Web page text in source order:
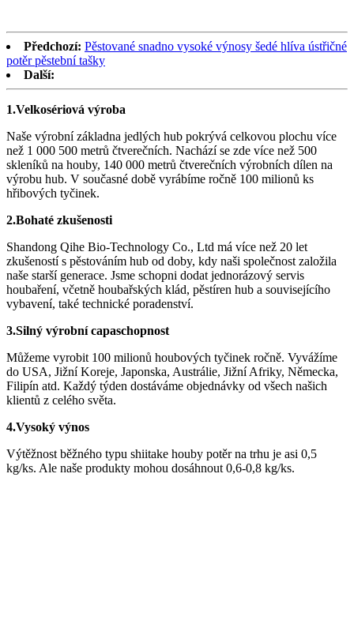
Předchozí: Pěstované snadno vysoké výnosy šedé hlíva ústřičné
potěr pěstební tašky
Další:
1.Velkosériová výroba
Naše výrobní základna jedlých hub pokrývá celkovou plochu více
než 1 000 500 metrů čtverečních. Nachází se zde více než 500
skleníků na houby, 140 000 metrů čtverečních výrobních dílen na
výrobu hub. V současné době vyrábíme ročně 100 milionů ks
hřibových tyčinek.
2.Bohaté zkušenosti
Shandong Qihe Bio-Technology Co., Ltd má více než 20 let
zkušeností s pěstováním hub od doby, kdy naši společnost založila
naše starší generace. Jsme schopni dodat jednorázový servis
houbaření, včetně houbařských klád, pěstíren hub a souvisejícího
vybavení, také technické poradenství.
3.Silný výrobní capaschopnost
Můžeme vyrobit 100 milionů houbových tyčinek ročně. Vyvážíme
do USA, Jižní Koreje, Japonska, Austrálie, Jižní Afriky, Německa,
Filipín atd. Každý týden dostáváme objednávky od všech našich
klientů z celého světa.
4.Vysoký výnos
Výtěžnost běžného typu shiitake houby potěr na trhu je asi 0,5
kg/ks. Ale naše produkty mohou dosáhnout 0,6-0,8 kg/ks.